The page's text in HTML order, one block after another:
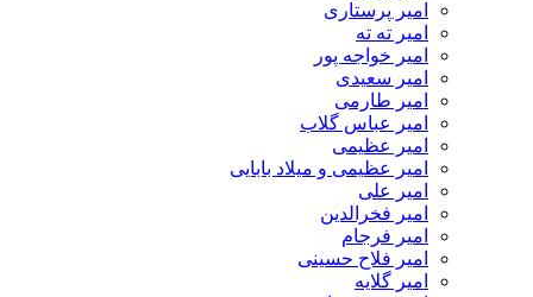
امیر پرستاری
امیر ته ته
امیر خواجه پور
امیر سعیدی
امیر طارمی
امیر عباس گلاب
امیر عظیمی
امیر عظیمی و میلاد بابایی
امیر علی
امیر فخرالدین
امیر فرجام
امیر فلاح حسینی
امیر گلایه